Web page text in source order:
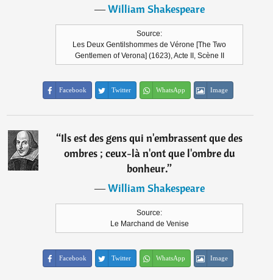
―William Shakespeare
Source:
Les Deux Gentilshommes de Vérone [The Two
Gentlemen of Verona] (1623), Acte II, Scène II
Facebook Twitter WhatsApp Image
“Ils est des gens qui n'embrassent que des
ombres ; ceux-là n'ont que l'ombre du
bonheur.”
―William Shakespeare
Source:
Le Marchand de Venise
Facebook Twitter WhatsApp Image